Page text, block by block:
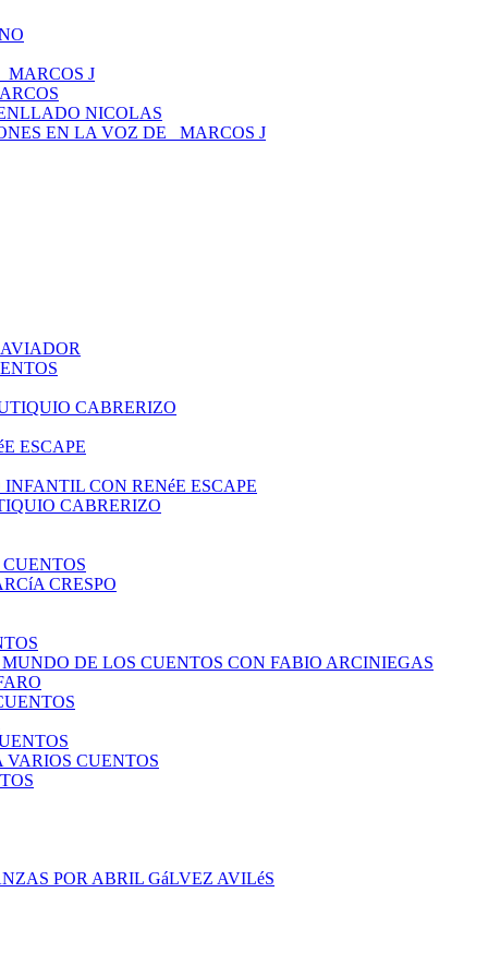
J
NICOLAS
EN LA VOZ DE _MARCOS J
AVIADOR
CABRERIZO
ESCAPE
INFANTIL CON RENéE ESCAPE
CABRERIZO
CRESPO
DE LOS CUENTOS CON FABIO ARCINIEGAS
VARIOS CUENTOS
POR ABRIL GáLVEZ AVILéS